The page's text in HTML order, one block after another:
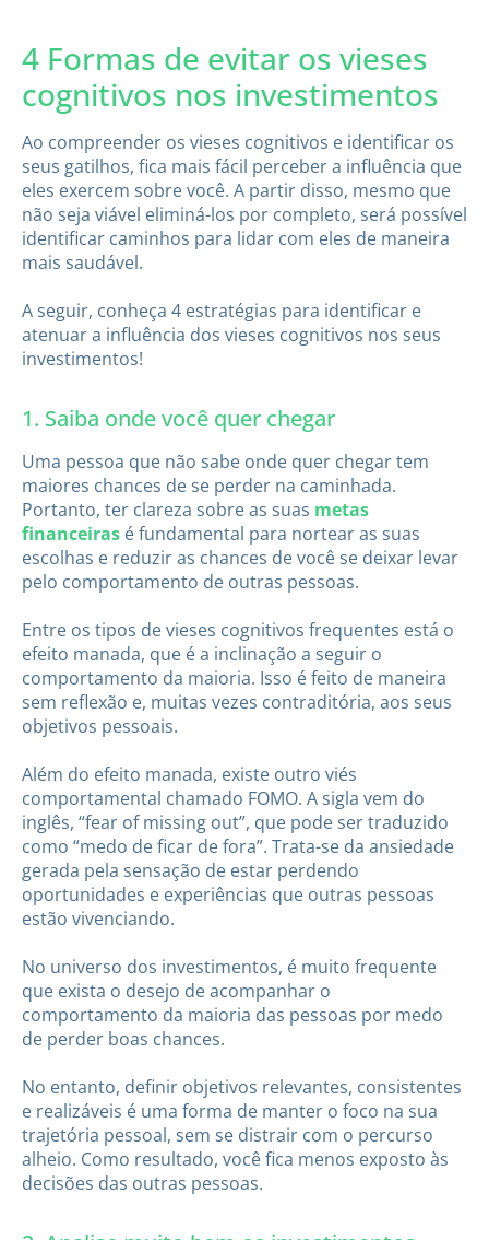
4 Formas de evitar os vieses
cognitivos nos investimentos
Ao compreender os vieses cognitivos e identificar os
seus gatilhos, fica mais fácil perceber a influência que
eles exercem sobre você. A partir disso, mesmo que
não seja viável eliminá-los por completo, será possível
identificar caminhos para lidar com eles de maneira
mais saudável.
A seguir, conheça 4 estratégias para identificar e
atenuar a influência dos vieses cognitivos nos seus
investimentos!
1. Saiba onde você quer chegar
Uma pessoa que não sabe onde quer chegar tem
maiores chances de se perder na caminhada.
Portanto, ter clareza sobre as suas metas
financeiras é fundamental para nortear as suas
escolhas e reduzir as chances de você se deixar levar
pelo comportamento de outras pessoas.
Entre os tipos de vieses cognitivos frequentes está o
efeito manada, que é a inclinação a seguir o
comportamento da maioria. Isso é feito de maneira
sem reflexão e, muitas vezes contraditória, aos seus
objetivos pessoais.
Além do efeito manada, existe outro viés
comportamental chamado FOMO. A sigla vem do
inglês, “fear of missing out”, que pode ser traduzido
como “medo de ficar de fora”. Trata-se da ansiedade
gerada pela sensação de estar perdendo
oportunidades e experiências que outras pessoas
estão vivenciando.
No universo dos investimentos, é muito frequente
que exista o desejo de acompanhar o
comportamento da maioria das pessoas por medo
de perder boas chances.
No entanto, definir objetivos relevantes, consistentes
e realizáveis é uma forma de manter o foco na sua
trajetória pessoal, sem se distrair com o percurso
alheio. Como resultado, você fica menos exposto às
decisões das outras pessoas.